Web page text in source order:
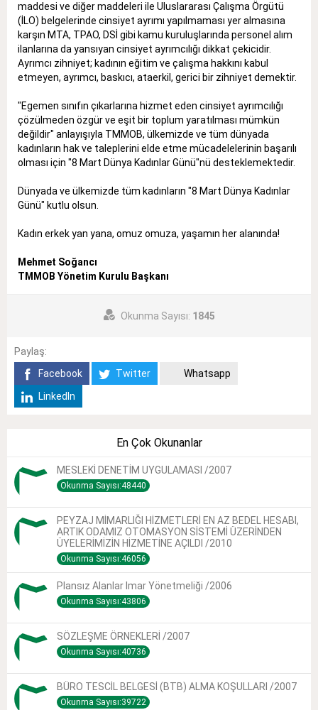
maddesi ve diğer maddeleri ile Uluslararası Çalışma Örgütü
(İLO) belgelerinde cinsiyet ayrımı yapılmaması yer almasına
karşın MTA, TPAO, DSİ gibi kamu kuruluşlarında personel alım
ilanlarına da yansıyan cinsiyet ayrımcılığı dikkat çekicidir.
Ayrımcı zihniyet; kadının eğitim ve çalışma hakkını kabul
etmeyen, ayrımcı, baskıcı, ataerkil, gerici bir zihniyet demektir.
"Egemen sınıfın çıkarlarına hizmet eden cinsiyet ayrımcılığı
çözülmeden özgür ve eşit bir toplum yaratılması mümkün
değildir" anlayışıyla TMMOB, ülkemizde ve tüm dünyada
kadınların hak ve taleplerini elde etme mücadelelerinin başarılı
olması için "8 Mart Dünya Kadınlar Günü"nü desteklemektedir.
Dünyada ve ülkemizde tüm kadınların "8 Mart Dünya Kadınlar
Günü" kutlu olsun.
Kadın erkek yan yana, omuz omuza, yaşamın her alanında!
Mehmet Soğancı
TMMOB Yönetim Kurulu Başkanı
Okunma Sayısı: 1845
Paylaş:
Facebook
Twitter
Whatsapp
LinkedIn
En Çok Okunanlar
MESLEKİ DENETİM UYGULAMASI /2007
Okunma Sayısı:48440
PEYZAJ MİMARLIĞI HİZMETLERİ EN AZ BEDEL HESABI,
ARTIK ODAMIZ OTOMASYON SİSTEMİ ÜZERİNDEN
ÜYELERİMİZİN HİZMETİNE AÇILDI /2010
Okunma Sayısı:46056
Plansız Alanlar Imar Yönetmeliği /2006
Okunma Sayısı:43806
SÖZLEŞME ÖRNEKLERİ /2007
Okunma Sayısı:40736
BÜRO TESCİL BELGESİ (BTB) ALMA KOŞULLARI /2007
Okunma Sayısı:39722